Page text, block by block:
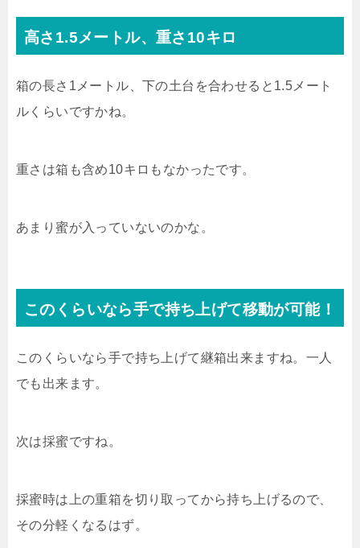
高さ1.5メートル、重さ10キロ
箱の長さ1メートル、下の土台を合わせると1.5メート
ルくらいですかね。
重さは箱も含め10キロもなかったです。
あまり蜜が入っていないのかな。
このくらいなら手で持ち上げて移動が可能！
このくらいなら手で持ち上げて継箱出来ますね。一人
でも出来ます。
次は採蜜ですね。
採蜜時は上の重箱を切り取ってから持ち上げるので、
その分軽くなるはず。